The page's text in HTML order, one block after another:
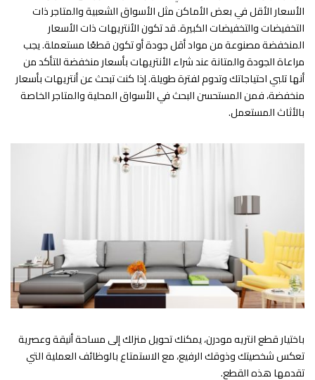
الأسعار الأقل في بعض الأماكن مثل الأسواق الشعبية والمتاجر ذات
التخفيضات والتخفيضات الكبيرة. قد تكون الأنتريهات ذات الأسعار
المنخفضة مصنوعة من مواد أقل جودة أو تكون قطعًا مستعملة. يجب
مراعاة الجودة والمتانة عند شراء الأنتريهات بأسعار منخفضة للتأكد من
أنها تلبي احتياجاتك وتدوم لفترة طويلة. إذا كنت تبحث عن أنتريهات بأسعار
منخفضة، فمن المستحسن البحث في الأسواق المحلية والمتاجر الخاصة
بالأثاث المستعمل.
باختيار قطع انتريه مودرن، يمكنك تحويل منزلك إلى مساحة أنيقة وعصرية
تعكس شخصيتك وذوقك الرفيع، مع الاستمتاع بالوظائف العملية التي
تقدمها هذه القطع.